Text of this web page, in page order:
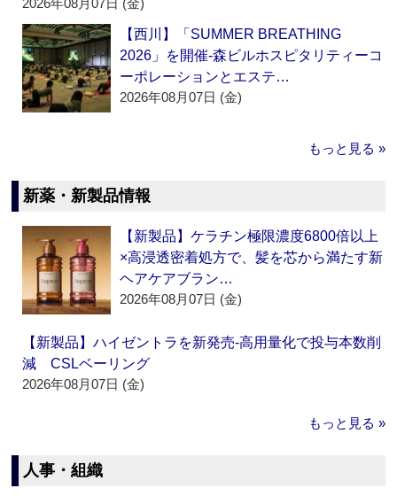
2026年08月07日 (金)
【西川】「SUMMER BREATHING
2026」を開催‐森ビルホスピタリティーコ
ーポレーションとエステ…
2026年08月07日 (金)
もっと見る »
新薬・新製品情報
【新製品】ケラチン極限濃度6800倍以上
×高浸透密着処方で、髪を芯から満たす新
ヘアケアブラン…
2026年08月07日 (金)
【新製品】ハイゼントラを新発売‐高用量化で投与本数削
減 CSLベーリング
2026年08月07日 (金)
もっと見る »
人事・組織